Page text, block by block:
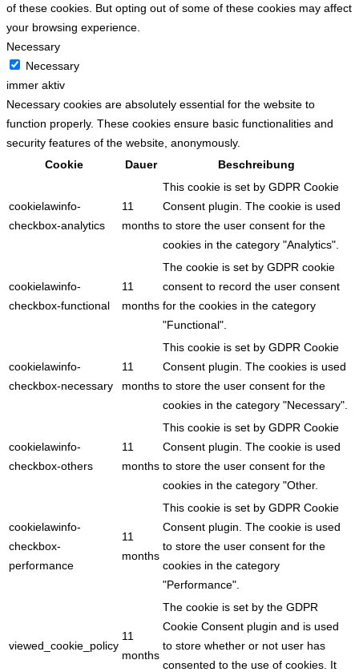
of these cookies. But opting out of some of these cookies may affect
your browsing experience.
Necessary
Necessary
immer aktiv
Necessary cookies are absolutely essential for the website to
function properly. These cookies ensure basic functionalities and
security features of the website, anonymously.
Cookie
Dauer Beschreibung
cookielawinfo-
checkbox-analytics
11
months
This cookie is set by GDPR Cookie
Consent plugin. The cookie is used
to store the user consent for the
cookies in the category "Analytics".
cookielawinfo-
checkbox-functional
11
months
The cookie is set by GDPR cookie
consent to record the user consent
for the cookies in the category
"Functional".
cookielawinfo-
checkbox-necessary
11
months
This cookie is set by GDPR Cookie
Consent plugin. The cookies is used
to store the user consent for the
cookies in the category "Necessary".
cookielawinfo-
checkbox-others
11
months
This cookie is set by GDPR Cookie
Consent plugin. The cookie is used
to store the user consent for the
cookies in the category "Other.
cookielawinfo-
checkbox-
performance
11
months
This cookie is set by GDPR Cookie
Consent plugin. The cookie is used
to store the user consent for the
cookies in the category
"Performance".
viewed_cookie_policy
11
months
The cookie is set by the GDPR
Cookie Consent plugin and is used
to store whether or not user has
consented to the use of cookies. It